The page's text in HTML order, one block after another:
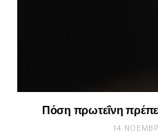
Πόση πρωτεΐνη
14